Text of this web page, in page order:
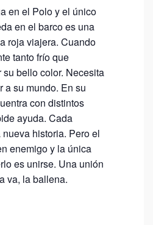
en el Polo y el único
en el barco es una
roja viajera. Cuando
tanto frío que
bello color. Necesita
a su mundo. En su
con distintos
ayuda. Cada
historia. Pero el
enemigo y la única
es unirse. Una unión
va, la ballena.